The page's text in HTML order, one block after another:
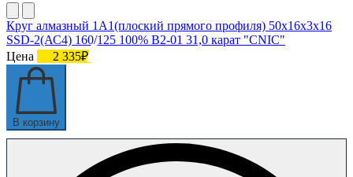
Круг алмазный 1А1(плоский прямого профиля) 50х16х3х16
SSD-2(АС4) 160/125 100% В2-01 31,0 карат "CNIC"
Цена
2 335₽
В корзину